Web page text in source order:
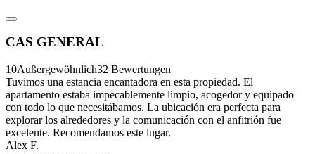
CAS GENERAL
10Außergewöhnlich32 Bewertungen
Tuvimos una estancia encantadora en esta propiedad. El
apartamento estaba impecablemente limpio, acogedor y equipado
con todo lo que necesitábamos. La ubicación era perfecta para
explorar los alrededores y la comunicación con el anfitrión fue
excelente. Recomendamos este lugar.
Alex F.